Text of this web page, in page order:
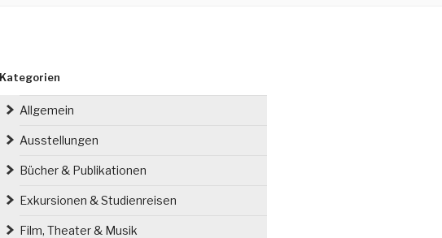
Kategorien
Allgemein
Ausstellungen
Bücher & Publikationen
Exkursionen & Studienreisen
Film, Theater & Musik